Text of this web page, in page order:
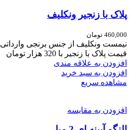
پلاک با زنجیر ونکلیف
460,000 تومان
نیمست ونکلیف از جنس برنجی وارداتی
قیمت پلاک با زنجیر با 320 هزار تومان
افزودن به علاقه مندی
افزودن به سبد خرید
مشاهده سریع
افزودن به مقایسه